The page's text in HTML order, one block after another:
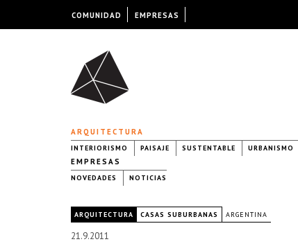
ARQUITECTURA
INTERIORISMO PAISAJE SUSTENTABLE URBANISMO
EMPRESAS
NOVEDADES NOTICIAS
ARQUITECTURA CASAS SUBURBANAS ARGENTINA
21.9.2011
COMUNIDAD EMPRESAS